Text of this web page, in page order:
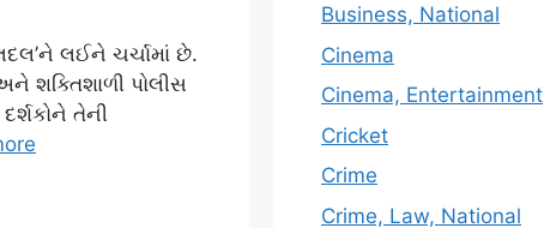
લઈને ચર્ચામાં છે.
શક્તિશાળી પોલીસ
તેની
Business, National
Cinema
Cinema, Entertainment
Cricket
Crime
Crime, Law, National